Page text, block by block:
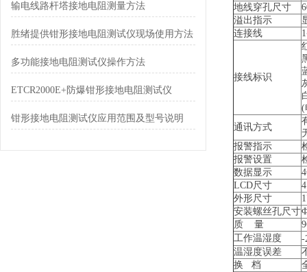
输电线路杆塔接地电阻测量方法
胜绪提供钳形接地电阻测试仪现场使用方法
多功能接地电阻测试仪操作方法
ETCR2000E+防爆钳形接地电阻测试仪
钳形接地电阻测试仪应用范围及型号说明
地线穿孔尺寸
溢出指示
连接线
接线标识
(
通讯方式
报警指示
报警设置
数据显示
LCD尺寸
外形尺寸
安装螺丝孔尺寸
质 量
工作温湿度
-
温湿度误差
换 档